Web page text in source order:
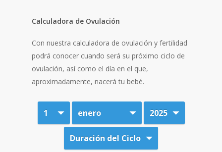
Calculadora de Ovulación
Con nuestra calculadora de ovulación y fertilidad
podrá conocer cuando será su próximo ciclo de
ovulación, así como el día en el que,
aproximadamente, nacerá tu bebé.